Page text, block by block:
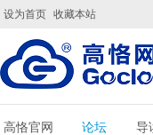
设为首页 收藏本站
高恪官网 论坛 导